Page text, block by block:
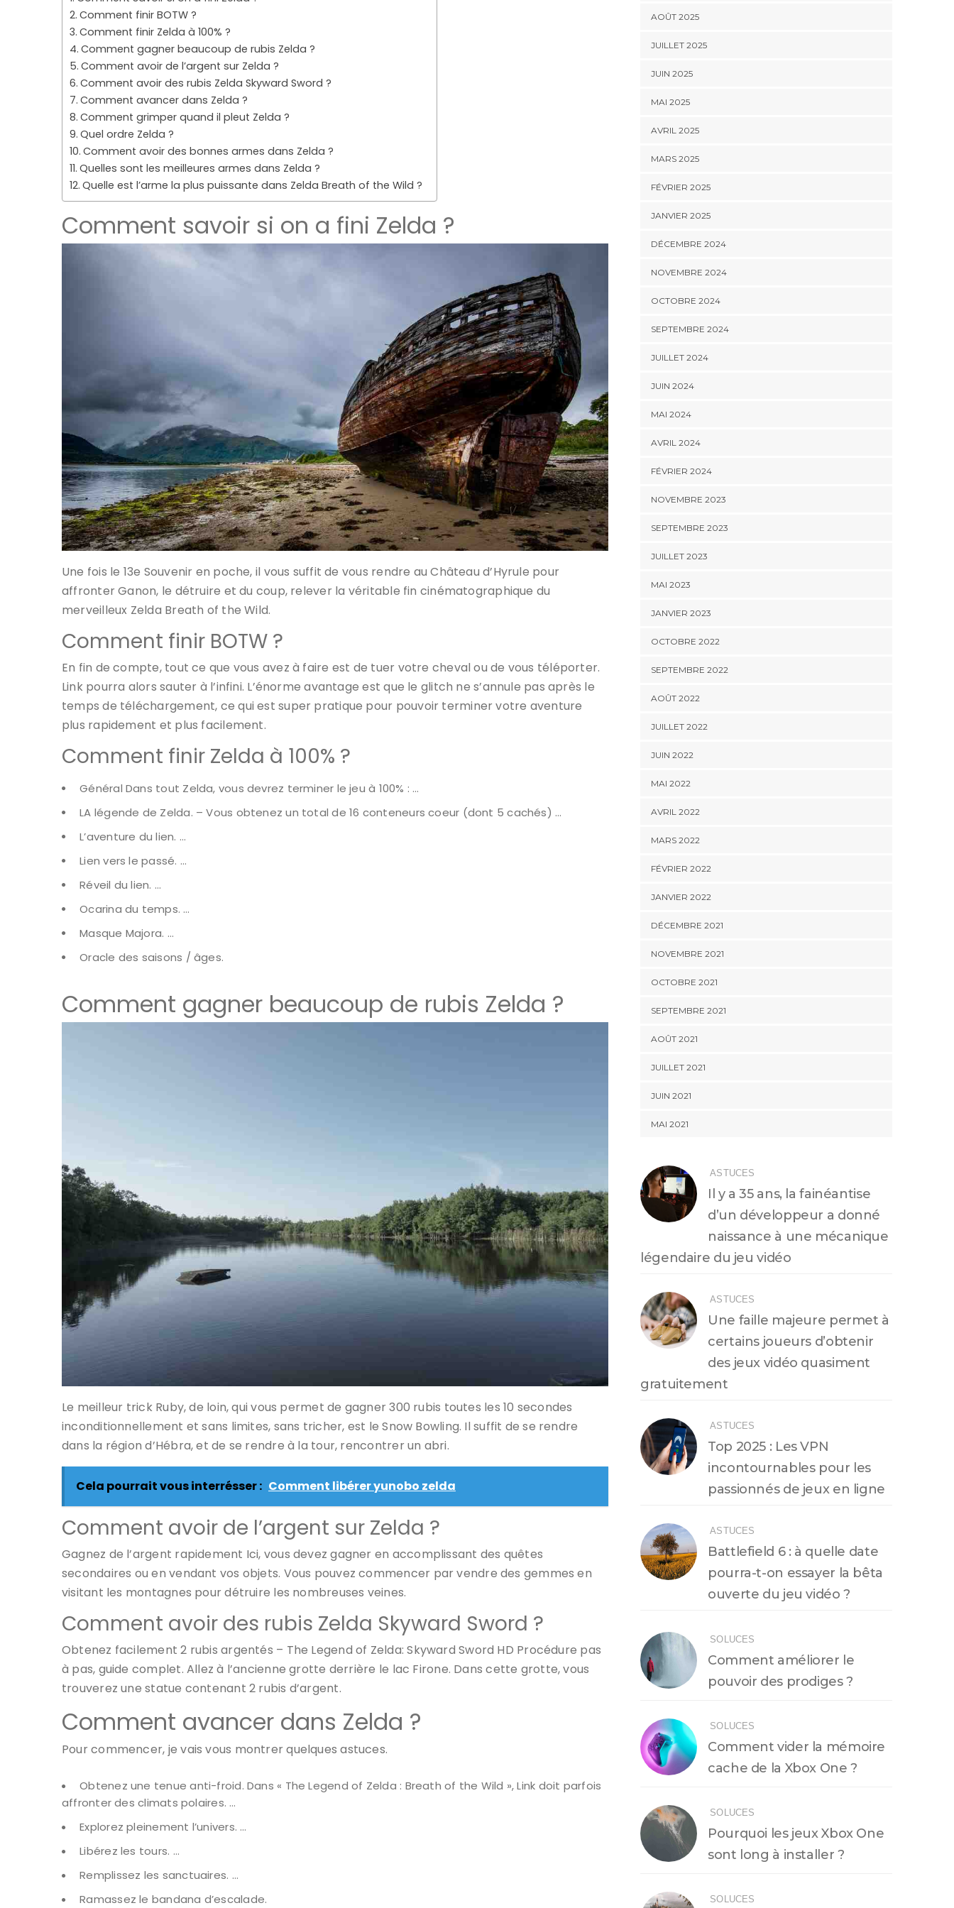
Comment finir BOTW ?
Comment finir Zelda à 100% ?
Comment gagner beaucoup de rubis Zelda ?
Comment avoir de l’argent sur Zelda ?
Comment avoir des rubis Zelda Skyward Sword ?
Comment avancer dans Zelda ?
Comment grimper quand il pleut Zelda ?
Quel ordre Zelda ?
Comment avoir des bonnes armes dans Zelda ?
Quelles sont les meilleures armes dans Zelda ?
Quelle est l’arme la plus puissante dans Zelda Breath of the Wild ?
Comment savoir si on a fini Zelda ?
Une fois le 13e Souvenir en poche, il vous suffit de vous rendre au Château d’Hyrule pour
affronter Ganon, le détruire et du coup, relever la véritable fin cinématographique du
merveilleux Zelda Breath of the Wild.
Comment finir BOTW ?
En fin de compte, tout ce que vous avez à faire est de tuer votre cheval ou de vous téléporter.
Link pourra alors sauter à l’infini. L’énorme avantage est que le glitch ne s’annule pas après le
temps de téléchargement, ce qui est super pratique pour pouvoir terminer votre aventure
plus rapidement et plus facilement.
Comment finir Zelda à 100% ?
Général Dans tout Zelda, vous devrez terminer le jeu à 100% : …
LA légende de Zelda. – Vous obtenez un total de 16 conteneurs coeur (dont 5 cachés) …
L’aventure du lien. …
Lien vers le passé. …
Réveil du lien. …
Ocarina du temps. …
Masque Majora. …
Oracle des saisons / âges.
Comment gagner beaucoup de rubis Zelda ?
Le meilleur trick Ruby, de loin, qui vous permet de gagner 300 rubis toutes les 10 secondes
inconditionnellement et sans limites, sans tricher, est le Snow Bowling. Il suffit de se rendre
dans la région d’Hébra, et de se rendre à la tour, rencontrer un abri.
Cela pourrait vous interrésser : Comment libérer yunobo zelda
Comment avoir de l’argent sur Zelda ?
Gagnez de l’argent rapidement Ici, vous devez gagner en accomplissant des quêtes
secondaires ou en vendant vos objets. Vous pouvez commencer par vendre des gemmes en
visitant les montagnes pour détruire les nombreuses veines.
Comment avoir des rubis Zelda Skyward Sword ?
Obtenez facilement 2 rubis argentés – The Legend of Zelda: Skyward Sword HD Procédure pas
à pas, guide complet. Allez à l’ancienne grotte derrière le lac Firone. Dans cette grotte, vous
trouverez une statue contenant 2 rubis d’argent.
Comment avancer dans Zelda ?
Pour commencer, je vais vous montrer quelques astuces.
Obtenez une tenue anti-froid. Dans « The Legend of Zelda : Breath of the Wild », Link doit parfois
affronter des climats polaires. …
Explorez pleinement l’univers. …
Libérez les tours. …
Remplissez les sanctuaires. …
Ramassez le bandana d’escalade.
AOÛT 2025
JUILLET 2025
JUIN 2025
MAI 2025
AVRIL 2025
MARS 2025
FÉVRIER 2025
JANVIER 2025
DÉCEMBRE 2024
NOVEMBRE 2024
OCTOBRE 2024
SEPTEMBRE 2024
JUILLET 2024
JUIN 2024
MAI 2024
AVRIL 2024
FÉVRIER 2024
NOVEMBRE 2023
SEPTEMBRE 2023
JUILLET 2023
MAI 2023
JANVIER 2023
OCTOBRE 2022
SEPTEMBRE 2022
AOÛT 2022
JUILLET 2022
JUIN 2022
MAI 2022
AVRIL 2022
MARS 2022
FÉVRIER 2022
JANVIER 2022
DÉCEMBRE 2021
NOVEMBRE 2021
OCTOBRE 2021
SEPTEMBRE 2021
AOÛT 2021
JUILLET 2021
JUIN 2021
MAI 2021
ASTUCES
Il y a 35 ans, la fainéantise
d’un développeur a donné
naissance à une mécanique
légendaire du jeu vidéo
ASTUCES
Une faille majeure permet à
certains joueurs d’obtenir
des jeux vidéo quasiment
gratuitement
ASTUCES
Top 2025 : Les VPN
incontournables pour les
passionnés de jeux en ligne
ASTUCES
Battlefield 6 : à quelle date
pourra-t-on essayer la bêta
ouverte du jeu vidéo ?
SOLUCES
Comment améliorer le
pouvoir des prodiges ?
SOLUCES
Comment vider la mémoire
cache de la Xbox One ?
SOLUCES
Pourquoi les jeux Xbox One
sont long à installer ?
SOLUCES